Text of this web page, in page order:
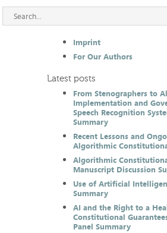
Imprint
For Our Authors
Latest posts
From Stenographers to
Implementation and
Speech Recognition
Summary
Recent Lessons and
Algorithmic
Algorithmic
Manuscript Discussion
Use of Artificial
Summary
AI and the Right to a
Constitutional
Panel Summary